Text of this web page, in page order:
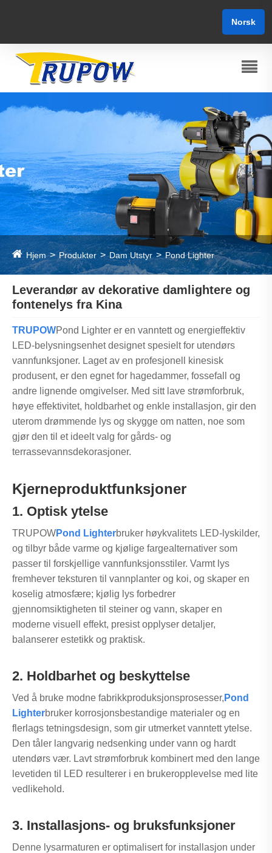
Norsk‎
Hjem Produkter Dam Utstyr Pond Lighter
Leverandør av dekorative damlightere og
fontenelys fra Kina
TRUPOWPond Lighter er en vanntett og energieffektiv
LED-belysningsenhet designet spesielt for utendørs
vannfunksjoner. Laget av en profesjonell kinesisk
produsent, er den egnet for hagedammer, fossefall og
andre lignende omgivelser. Med sitt lave strømforbruk,
høye effektivitet, holdbarhet og enkle installasjon, gir den
uterom drømmende lys og skygge om natten, noe som
gjør den til et ideelt valg for gårds- og
terrassevannsdekorasjoner.
Kjerneproduktfunksjoner
1. Optisk ytelse
TRUPOWPond Lighterbruker høykvalitets LED-lyskilder,
og tilbyr både varme og kjølige fargealternativer som
passer til forskjellige vannfunksjonsstiler. Varmt lys
fremhever teksturen til vannplanter og koi, og skaper en
koselig atmosfære; kjølig lys forbedrer
gjennomsiktigheten til steiner og vann, skaper en
moderne visuell effekt, presist opplyser detaljer,
balanserer estetikk og praktisk.
2. Holdbarhet og beskyttelse
Ved å bruke modne fabrikkproduksjonsprosesser, Pond
Lighterbruker korrosjonsbestandige materialer og en
flerlags tetningsdesign, som gir utmerket vanntett ytelse.
Den tåler langvarig nedsenking under vann og hardt
utendørs vær. Lavt strømforbruk kombinert med den lange
levetiden til LED resulterer i en brukeropplevelse med lite
vedlikehold.
3. Installasjons- og bruksfunksjoner
Denne lysarmaturen er optimalisert for installasjon under